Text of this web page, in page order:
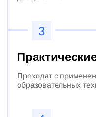
3
Проходят с
образовательных